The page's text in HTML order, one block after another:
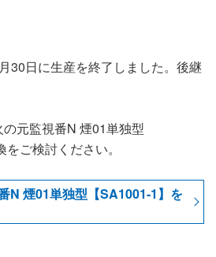
30日に生産を終了しました。後継
元監視番N 煙01単独型
をご検討ください。
N 煙01単独型【SA1001-1】を